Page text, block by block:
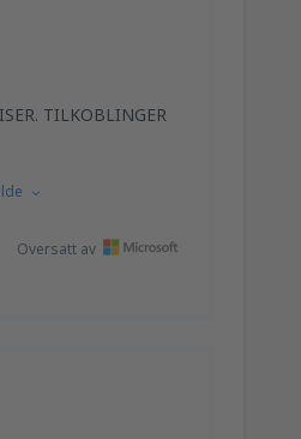
TILKOBLINGER
Oversatt av